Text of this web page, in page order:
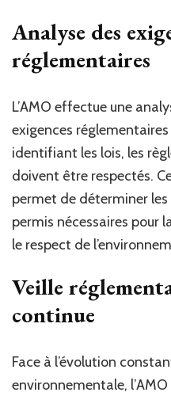
Analyse des
réglementaires
L’AMO effectue une
exigences
identifiant les lois, les
doivent être respectés.
permet de déterminer
permis nécessaires pour
le respect de
Veille
continue
Face à l’évolution
environnementale,